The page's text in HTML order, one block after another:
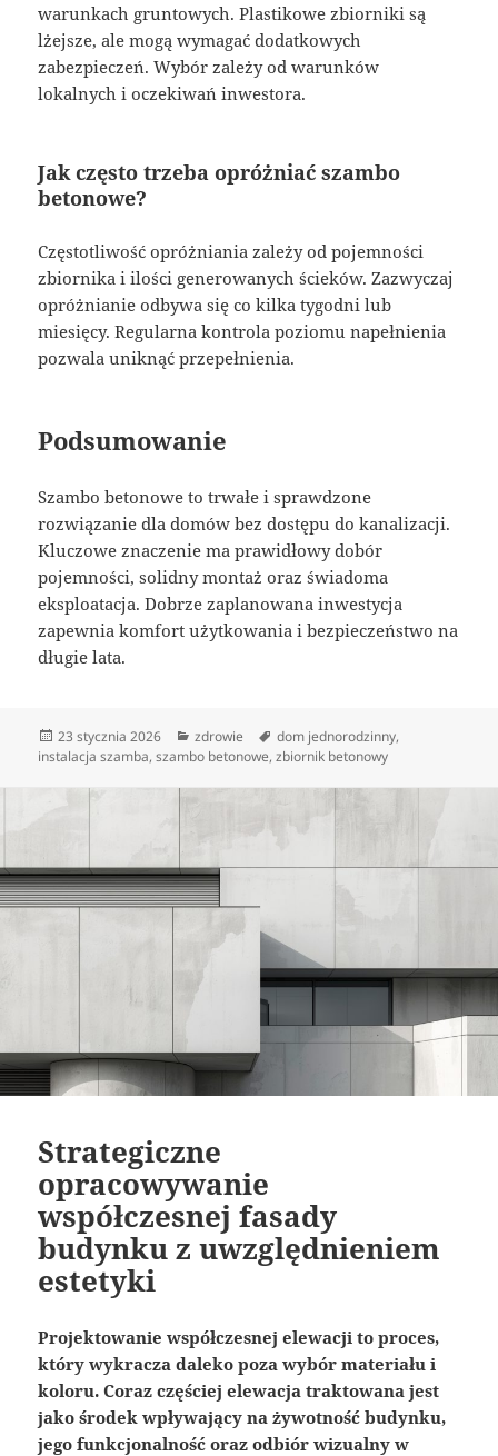
warunkach gruntowych. Plastikowe zbiorniki są
lżejsze, ale mogą wymagać dodatkowych
zabezpieczeń. Wybór zależy od warunków
lokalnych i oczekiwań inwestora.
Jak często trzeba opróżniać szambo
betonowe?
Częstotliwość opróżniania zależy od pojemności
zbiornika i ilości generowanych ścieków. Zazwyczaj
opróżnianie odbywa się co kilka tygodni lub
miesięcy. Regularna kontrola poziomu napełnienia
pozwala uniknąć przepełnienia.
Podsumowanie
Szambo betonowe to trwałe i sprawdzone
rozwiązanie dla domów bez dostępu do kanalizacji.
Kluczowe znaczenie ma prawidłowy dobór
pojemności, solidny montaż oraz świadoma
eksploatacja. Dobrze zaplanowana inwestycja
zapewnia komfort użytkowania i bezpieczeństwo na
długie lata.
Data
publikacji
23 stycznia 2026 Kategorie
zdrowie Tagi
dom jednorodzinny,
instalacja szamba,szambo betonowe,zbiornik betonowy
Strategiczne
opracowywanie
współczesnej fasady
budynku z uwzględnieniem
estetyki
Projektowanie współczesnej elewacji to proces,
który wykracza daleko poza wybór materiału i
koloru. Coraz częściej elewacja traktowana jest
jako środek wpływający na żywotność budynku,
jego funkcjonalność oraz odbiór wizualny w